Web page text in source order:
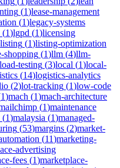
(1)lease-management
(1)legacy-systems
(1)lgpd (1)licensing
listing (1)listing-optimization
shopping (1)llm (4)llm-
load-testing (3)local (1)local-
(14)logistics-analytics
(2)lot-tracking (1)low-code
1)mach (1)mach-architecture
(1)maintenance
(1)malaysia (1)managed-
(53)margins (2)market-
(11)marketing-
advertising
fees (1)marketplace-